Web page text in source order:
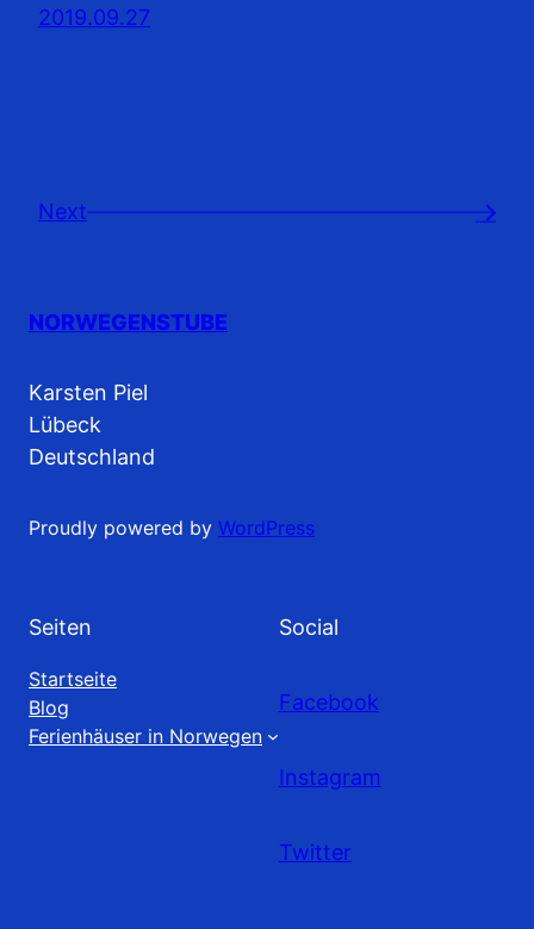
2019.09.27
Next →
NORWEGENSTUBE
Karsten Piel
Lübeck
Deutschland
Proudly powered by WordPress
Seiten
Startseite
Blog
Ferienhäuser in Norwegen
Social
Facebook
Instagram
Twitter